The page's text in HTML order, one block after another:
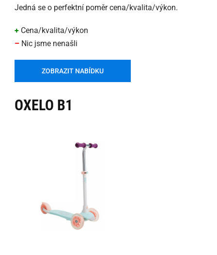
Jedná se o perfektní poměr cena/kvalita/výkon.
+ Cena/kvalita/výkon
– Nic jsme nenašli
ZOBRAZIT NABÍDKU
OXELO B1